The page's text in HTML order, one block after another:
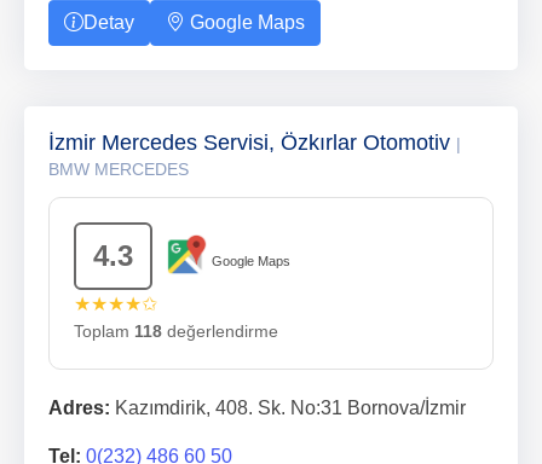
Detay Google Maps
İzmir Mercedes Servisi, Özkırlar Otomotiv |
BMW MERCEDES
4.3 Google Maps
★★★★✩
Toplam 118 değerlendirme
Adres: Kazımdirik, 408. Sk. No:31 Bornova/İzmir
Tel: 0(232) 486 60 50